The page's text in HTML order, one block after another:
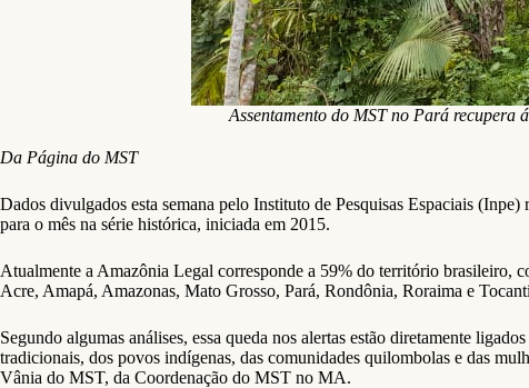
Assentamento do MST no Pará recupera
Da Página do MST
Dados divulgados esta semana pelo Instituto de Pesquisas Espaciais
para o mês na série histórica, iniciada em 2015.
Atualmente a Amazônia Legal corresponde a 59% do território brasileiro,
Acre, Amapá, Amazonas, Mato Grosso, Pará, Rondônia, Roraima e
Segundo algumas análises, essa queda nos alertas estão diretamente
tradicionais, dos povos indígenas, das comunidades quilombolas e das
Vânia do MST, da Coordenação do MST no MA.